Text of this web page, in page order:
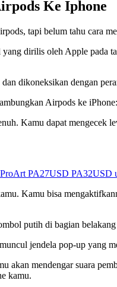
Ke Iphone
tapi belum tahu cara
dirilis oleh Apple pada
dikoneksikan dengan
Airpods ke iPhone:
Kamu dapat mengecek
PA27USD PA32USD
Kamu bisa
putih di bagian
jendela pop-up yang
akan mendengar suara
kamu.